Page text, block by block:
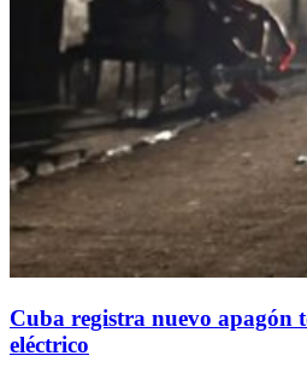
Cuba registra nuevo apagón
eléctrico